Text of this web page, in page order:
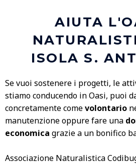
AIUTA
ISOLA S.
Se vuoi sostenere i progetti, le
stiamo conducendo in Oasi, puoi
concretamente comevolontario
manutenzione oppure fare una
economica grazie a un bonifico
Associazione Naturalistica